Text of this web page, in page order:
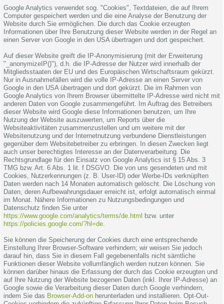
Google Analytics verwendet sog. "Cookies", Textdateien, die auf Ihrem
Computer gespeichert werden und die eine Analyse der Benutzung der
Website durch Sie ermöglichen. Die durch das Cookie erzeugten
Informationen über Ihre Benutzung dieser Website werden in der Regel an
einen Server von Google in den USA übertragen und dort gespeichert.
Auf dieser Website greift die IP-Anonymisierung (mit der Erweiterung
"_anonymizeIP()"), d.h. die IP-Adresse der Nutzer wird innerhalb der
Mitgliedsstaaten der EU und des Europäischen Wirtschaftsraum gekürzt.
Nur in Ausnahmefällen wird die volle IP-Adresse an einen Server von
Google in den USA übertragen und dort gekürzt. Die im Rahmen von
Google Analytics von Ihrem Browser übermittelte IP-Adresse wird nicht mit
anderen Daten von Google zusammengeführt. Im Auftrag des Betreibers
dieser Website wird Google diese Informationen benutzen, um Ihre
Nutzung der Website auszuwerten, um Reports über die
Websiteaktivitäten zusammenzustellen und um weitere mit der
Websitenutzung und der Internetnutzung verbundene Dienstleistungen
gegenüber dem Websitebetreiber zu erbringen. In diesen Zwecken liegt
auch unser berechtigtes Interesse an der Datenverarbeitung. Die
Rechtsgrundlage für den Einsatz von Google Analytics ist § 15 Abs. 3
TMG bzw. Art. 6 Abs. 1 lit. f DSGVO. Die von uns gesendeten und mit
Cookies, Nutzerkennungen (z. B. User-ID) oder Werbe-IDs verknüpften
Daten werden nach 14 Monaten automatisch gelöscht. Die Löschung von
Daten, deren Aufbewahrungsdauer erreicht ist, erfolgt automatisch einmal
im Monat. Nähere Informationen zu Nutzungsbedingungen und
Datenschutz finden Sie unter
https://www.google.com/analytics/terms/de.html
bzw. unter
https://policies.google.com/?hl=de
Sie können die Speicherung der Cookies durch eine entsprechende
Einstellung Ihrer Browser-Software verhindern; wir weisen Sie jedoch
darauf hin, dass Sie in diesem Fall gegebenenfalls nicht sämtliche
Funktionen dieser Website vollumfänglich werden nutzen können. Sie
können darüber hinaus die Erfassung der durch das Cookie erzeugten und
auf Ihre Nutzung der Website bezogenen Daten (inkl. Ihrer IP-Adresse) an
Google sowie die Verarbeitung dieser Daten durch Google verhindern,
indem Sie das Browser-Add-on herunterladen und installieren. Opt-Out-